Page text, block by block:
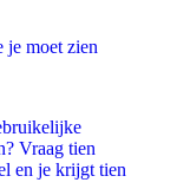
je moet zien
Vraag tien
en je krijgt tien